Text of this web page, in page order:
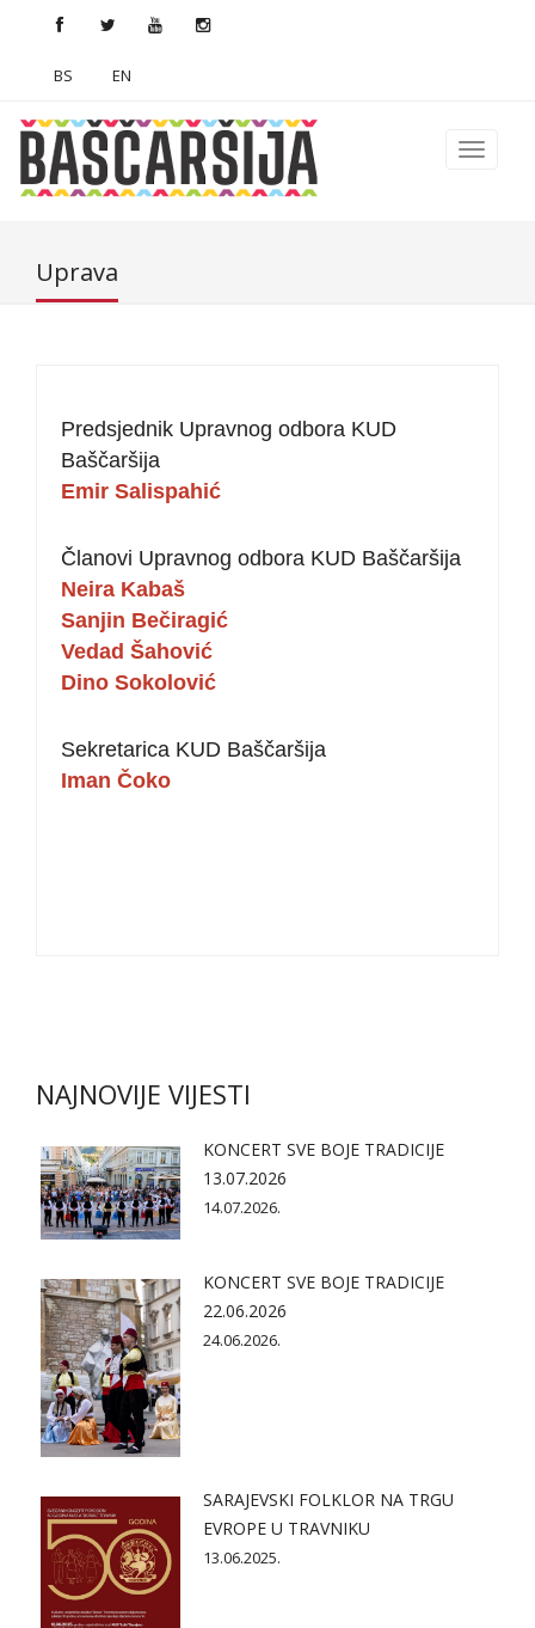
BS EN
Uprava
Predsjednik Upravnog odbora KUD
Baščaršija
Emir Salispahić
Članovi Upravnog odbora KUD Baščaršija
Neira Kabaš
Sanjin Bečiragić
Vedad Šahović
Dino Sokolović
Sekretarica KUD Baščaršija
Iman Čoko
NAJNOVIJE VIJESTI
KONCERT SVE BOJE TRADICIJE
13.07.2026
14.07.2026.
KONCERT SVE BOJE TRADICIJE
22.06.2026
24.06.2026.
SARAJEVSKI FOLKLOR NA TRGU
EVROPE U TRAVNIKU
13.06.2025.